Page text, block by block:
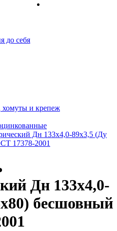
до себя
хомуты и крепеж
Дн 133х4,0-89х3,5 (Ду
17378-2001
Дн 133х4,0-
бесшовный